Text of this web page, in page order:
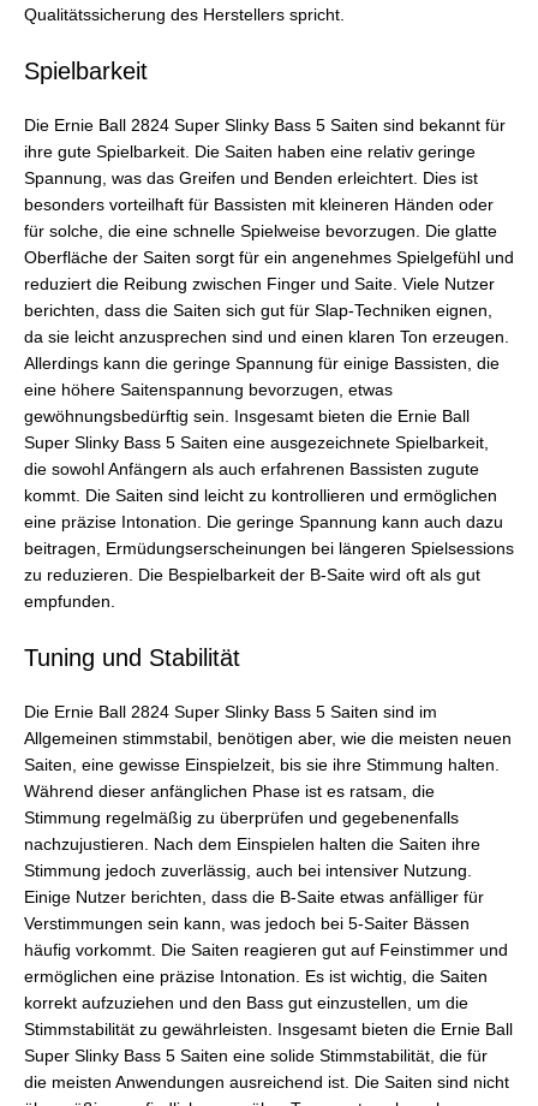
Qualitätssicherung des Herstellers spricht.
Spielbarkeit
Die Ernie Ball 2824 Super Slinky Bass 5 Saiten sind bekannt für
ihre gute Spielbarkeit. Die Saiten haben eine relativ geringe
Spannung, was das Greifen und Benden erleichtert. Dies ist
besonders vorteilhaft für Bassisten mit kleineren Händen oder
für solche, die eine schnelle Spielweise bevorzugen. Die glatte
Oberfläche der Saiten sorgt für ein angenehmes Spielgefühl und
reduziert die Reibung zwischen Finger und Saite. Viele Nutzer
berichten, dass die Saiten sich gut für Slap-Techniken eignen,
da sie leicht anzusprechen sind und einen klaren Ton erzeugen.
Allerdings kann die geringe Spannung für einige Bassisten, die
eine höhere Saitenspannung bevorzugen, etwas
gewöhnungsbedürftig sein. Insgesamt bieten die Ernie Ball
Super Slinky Bass 5 Saiten eine ausgezeichnete Spielbarkeit,
die sowohl Anfängern als auch erfahrenen Bassisten zugute
kommt. Die Saiten sind leicht zu kontrollieren und ermöglichen
eine präzise Intonation. Die geringe Spannung kann auch dazu
beitragen, Ermüdungserscheinungen bei längeren Spielsessions
zu reduzieren. Die Bespielbarkeit der B-Saite wird oft als gut
empfunden.
Tuning und Stabilität
Die Ernie Ball 2824 Super Slinky Bass 5 Saiten sind im
Allgemeinen stimmstabil, benötigen aber, wie die meisten neuen
Saiten, eine gewisse Einspielzeit, bis sie ihre Stimmung halten.
Während dieser anfänglichen Phase ist es ratsam, die
Stimmung regelmäßig zu überprüfen und gegebenenfalls
nachzujustieren. Nach dem Einspielen halten die Saiten ihre
Stimmung jedoch zuverlässig, auch bei intensiver Nutzung.
Einige Nutzer berichten, dass die B-Saite etwas anfälliger für
Verstimmungen sein kann, was jedoch bei 5-Saiter Bässen
häufig vorkommt. Die Saiten reagieren gut auf Feinstimmer und
ermöglichen eine präzise Intonation. Es ist wichtig, die Saiten
korrekt aufzuziehen und den Bass gut einzustellen, um die
Stimmstabilität zu gewährleisten. Insgesamt bieten die Ernie Ball
Super Slinky Bass 5 Saiten eine solide Stimmstabilität, die für
die meisten Anwendungen ausreichend ist. Die Saiten sind nicht